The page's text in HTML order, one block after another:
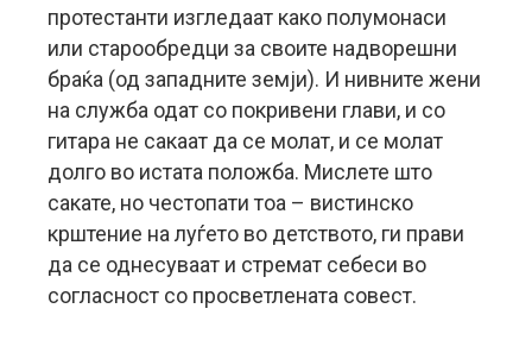
протестанти изгледаат како полумонаси
или старообредци за своите надворешни
браќа (од западните земји). И нивните жени
на служба одат со покривени глави, и со
гитара не сакаат да се молат, и се молат
долго во истата положба. Мислете што
сакате, но честопати тоа – вистинско
крштение на луѓето во детството, ги прави
да се однесуваат и стремат себеси во
согласност со просветлената совест.